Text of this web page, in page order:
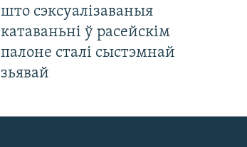
што сэксуалізаваныя
катаваньні ў расейскім
палоне сталі сыстэмнай
зьявай